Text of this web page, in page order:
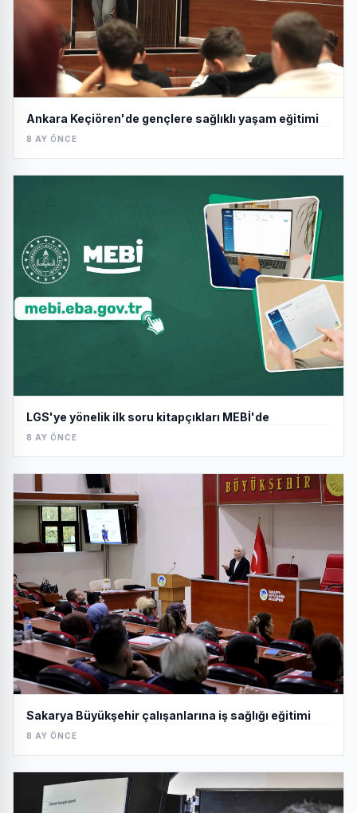
Ankara Keçiören'de gençlere sağlıklı yaşam eğitimi
8 AY ÖNCE
LGS'ye yönelik ilk soru kitapçıkları MEBİ'de
8 AY ÖNCE
Sakarya Büyükşehir çalışanlarına iş sağlığı eğitimi
8 AY ÖNCE